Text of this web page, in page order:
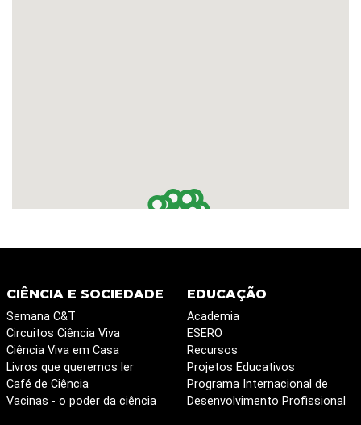
CIÊNCIA E SOCIEDADE
Semana C&T
Circuitos Ciência Viva
Ciência Viva em Casa
Livros que queremos ler
Café de Ciência
Vacinas - o poder da ciência
EDUCAÇÃO
Academia
ESERO
Recursos
Projetos Educativos
Programa Internacional de
Desenvolvimento Profissional